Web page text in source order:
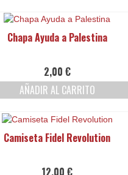
Chapa Ayuda a Palestina
2,00 €
AÑADIR AL CARRITO
Camiseta Fidel Revolution
12,00€